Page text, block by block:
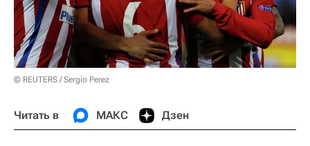
© REUTERS / Sergio Perez
Читать в МАКС Дзен